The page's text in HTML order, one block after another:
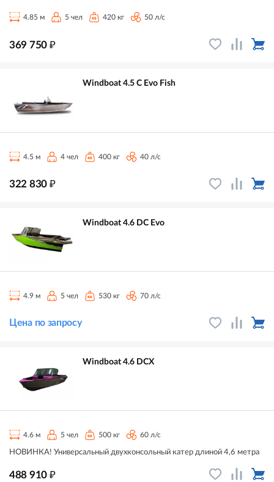
4.85 м 5 чел 420 кг 50 л/с
369 750 ₽
Windboat 4.5 C Evo Fish
4.5 м 4 чел 400 кг 40 л/с
322 830 ₽
Windboat 4.6 DC Evo
4.9 м 5 чел 530 кг 70 л/с
Цена по запросу
Windboat 4.6 DCX
4.6 м 5 чел 500 кг 60 л/с
НОВИНКА! Универсальный двухконсольный катер длиной 4,6 метра
488 910 ₽